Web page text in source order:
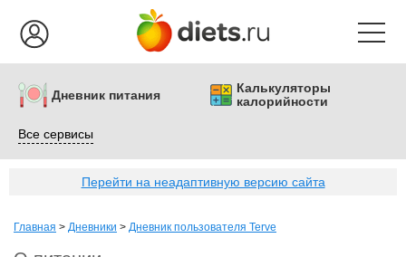
Дневник питания
Калькуляторы
калорийности
Все сервисы
Перейти на неадаптивную версию сайта
Главная > Дневники > Дневник пользователя Terve